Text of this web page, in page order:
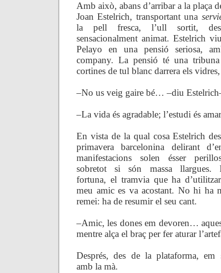
Amb això, abans d’arribar a la plaça
Joan Estelrich, transportant una
la pell fresca, l’ull sortit,
sensacionalment animat. Estelrich
Pelayo en una pensió seriosa,
company. La pensió té una
cortines de tul blanc darrera els
–No us veig gaire bé… –diu
–La vida és agradable; l’estudi és
En vista de la qual cosa Estelrich
primavera barcelonina delirant
manifestacions solen ésser
sobretot si són massa llargues.
fortuna, el tramvia que ha
meu amic es va acostant. No hi ha
remei: ha de resumir el seu cant.
–Amic, les dones em devoren…
mentre alça el braç per fer aturar
Després, des de la plataforma, em
amb la mà.